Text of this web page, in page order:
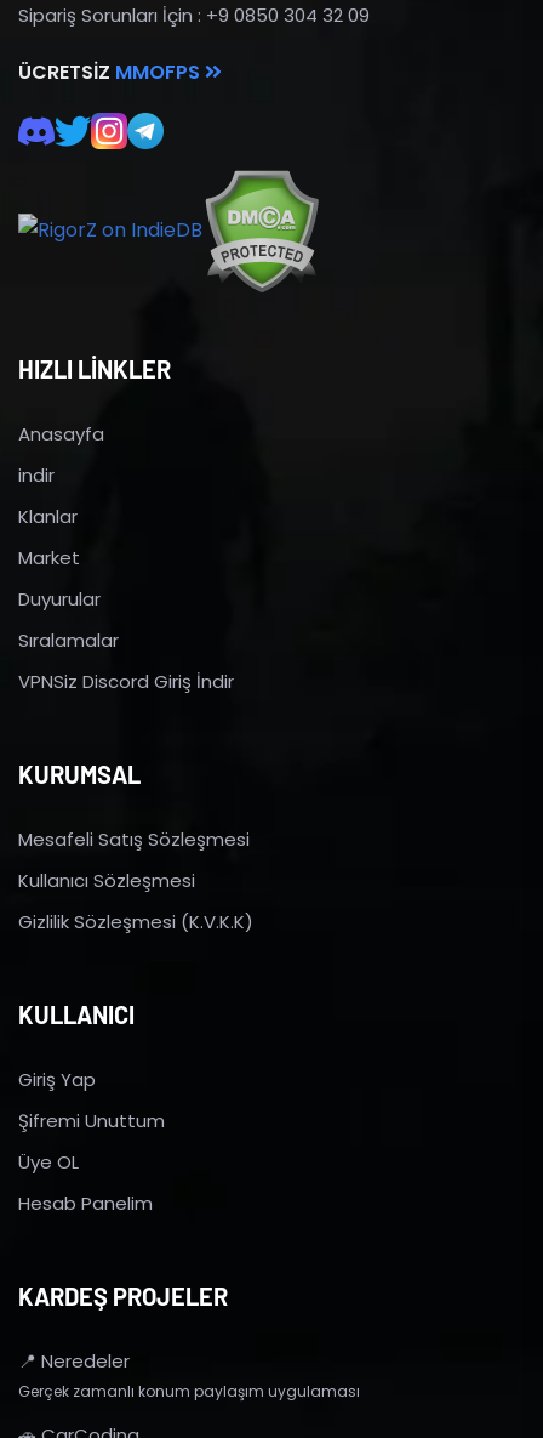
Sipariş Sorunları İçin : +9 0850 304 32 09
ÜCRETSIZ MMOFPS
HIZLI LİNKLER
Anasayfa
indir
Klanlar
Market
Duyurular
Sıralamalar
VPNSiz Discord Giriş İndir
KURUMSAL
Mesafeli Satış Sözleşmesi
Kullanıcı Sözleşmesi
Gizlilik Sözleşmesi (K.V.K.K)
KULLANICI
Giriş Yap
Şifremi Unuttum
Üye OL
Hesab Panelim
KARDEŞ PROJELER
📍 Neredeler
Gerçek zamanlı konum paylaşım uygulaması